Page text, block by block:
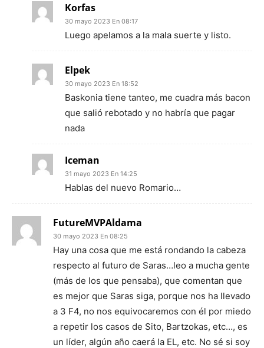
Korfas
30 mayo 2023 En 08:17
Luego apelamos a la mala suerte y listo.
Elpek
30 mayo 2023 En 18:52
Baskonia tiene tanteo, me cuadra más bacon
que salió rebotado y no habría que pagar
nada
Iceman
31 mayo 2023 En 14:25
Hablas del nuevo Romario…
FutureMVPAldama
30 mayo 2023 En 08:25
Hay una cosa que me está rondando la cabeza
respecto al futuro de Saras…leo a mucha gente
(más de los que pensaba), que comentan que
es mejor que Saras siga, porque nos ha llevado
a 3 F4, no nos equivocaremos con él por miedo
a repetir los casos de Sito, Bartzokas, etc…, es
un líder, algún año caerá la EL, etc. No sé si soy